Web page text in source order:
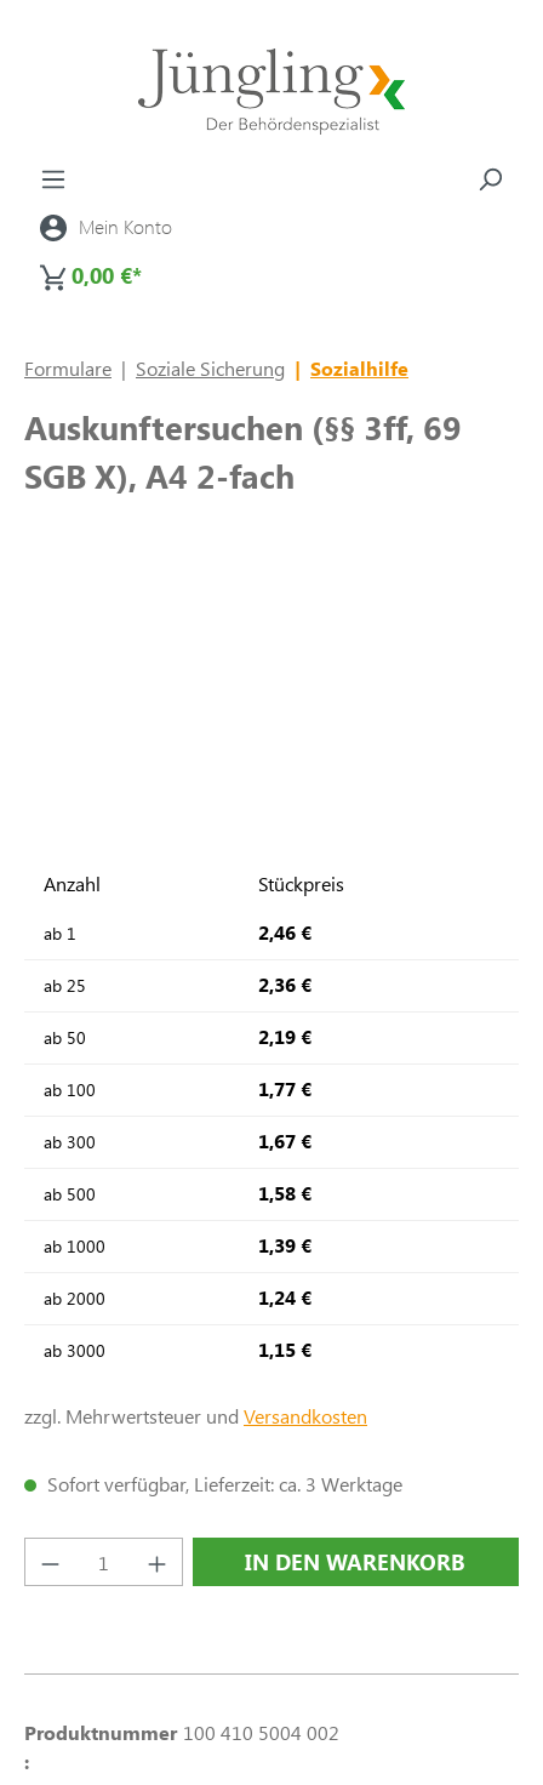
Mein Konto
0,00 €*
Formulare | Soziale Sicherung | Sozialhilfe
Auskunftersuchen (§§ 3ff, 69
SGB X), A4 2-fach
Anzahl Stückpreis
ab 1 2,46 €
ab 25 2,36 €
ab 50 2,19 €
ab 100 1,77 €
ab 300 1,67 €
ab 500 1,58 €
ab 1000 1,39 €
ab 2000 1,24 €
ab 3000 1,15 €
zzgl. Mehrwertsteuer und Versandkosten
Sofort verfügbar, Lieferzeit: ca. 3 Werktage
Produkt Anzahl: Gib den gewünschten
IN DEN WARENKORB
Produktnummer
:
100 410 5004 002